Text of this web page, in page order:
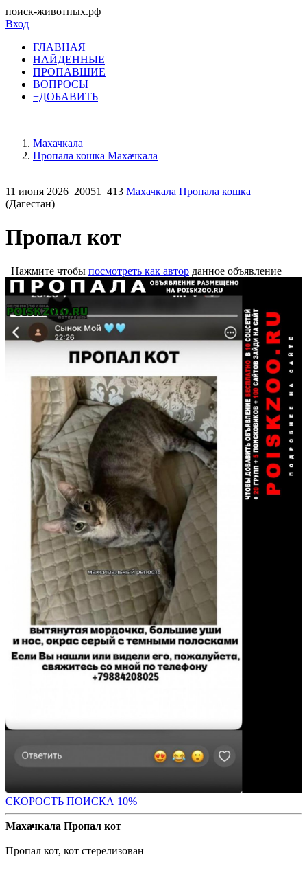
поиск-животных.рф
Вход
ГЛАВНАЯ
НАЙДЕННЫЕ
ПРОПАВШИЕ
ВОПРОСЫ
+ДОБАВИТЬ
Махачкала
Пропала кошка Махачкала
11 июня 2026 20051 413 Махачкала Пропала кошка
(Дагестан)
Пропал кот
Нажмите чтобы посмотреть как автор данное объявление
СКОРОСТЬ ПОИСКА 10%
Махачкала Пропал кот
Пропал кот, кот стерелизован